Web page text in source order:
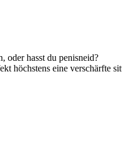
oder hasst du penisneid?
höchstens eine verschärfte